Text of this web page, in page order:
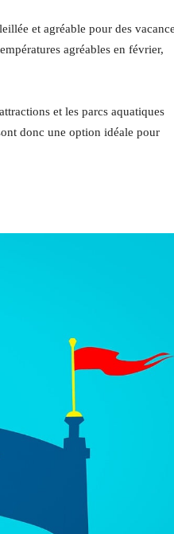
et agréable pour des
agréables en février,
et les parcs aquatiques
donc une option idéale pour